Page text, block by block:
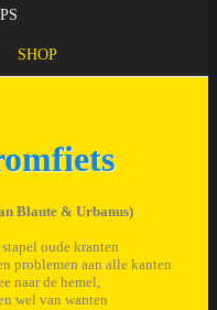
SHOP
Blaute & Urbanus)
oude kranten
problemen aan alle kanten
naar de hemel,
wel van wanten